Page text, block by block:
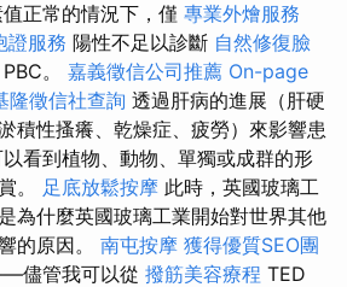
正常的情況下，僅 專業外燴服務
證服務 陽性不足以診斷 自然修復臉
PBC。 嘉義徵信公司推薦 On-page
隆徵信社查詢 透過肝病的進展（肝硬
積性搔癢、乾燥症、疲勞）來影響患
看到植物、動物、單獨或成群的形
。 足底放鬆按摩 此時，英國玻璃工
為什麼英國玻璃工業開始對世界其他
的原因。 南屯按摩 獲得優質SEO團
儘管我可以從 撥筋美容療程 TED